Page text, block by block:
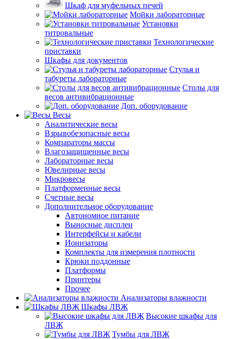
Шкаф для муфельных печей
Мойки лабораторные
Установки
титровальные
Технологические
приставки
Шкафы для документов
Стулья и
табуреты лабораторные
Столы для
весов антивибрационные
Доп. оборудование
Весы
Аналитические весы
Взрывобезопасные весы
Компараторы массы
Влагозащищенные весы
Лабораторные весы
Ювелирные весы
Микровесы
Платформенные весы
Счетные весы
Дополнительное оборудование
Автономное питание
Выносные дисплеи
Интерфейсы и кабели
Ионизаторы
Комплекты для измерения плотности
Крюки поддонные
Платформы
Принтеры
Прочее
Анализаторы влажности
Шкафы ЛВЖ
Высокие шкафы для
ЛВЖ
Тумбы для ЛВЖ